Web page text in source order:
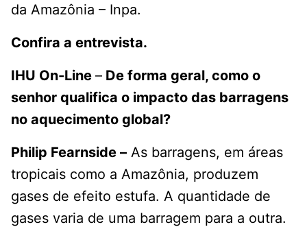
da Amazônia – Inpa.
Confira a entrevista.
IHU On-Line – De forma geral, como o
senhor qualifica o impacto das barragens
no aquecimento global?
Philip Fearnside – As barragens, em áreas
tropicais como a Amazônia, produzem
gases de efeito estufa. A quantidade de
gases varia de uma barragem para a outra.